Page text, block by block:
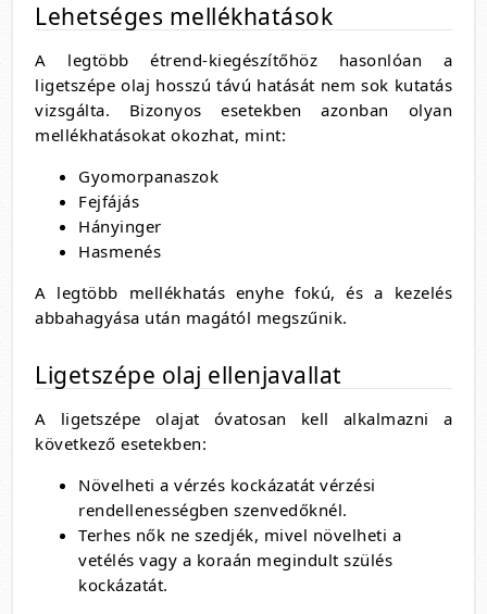
Lehetséges mellékhatások
A legtöbb étrend-kiegészítőhöz hasonlóan a
ligetszépe olaj hosszú távú hatását nem sok kutatás
vizsgálta. Bizonyos esetekben azonban olyan
mellékhatásokat okozhat, mint:
Gyomorpanaszok
Fejfájás
Hányinger
Hasmenés
A legtöbb mellékhatás enyhe fokú, és a kezelés
abbahagyása után magától megszűnik.
Ligetszépe olaj ellenjavallat
A ligetszépe olajat óvatosan kell alkalmazni a
következő esetekben:
Növelheti a vérzés kockázatát vérzési
rendellenességben szenvedőknél.
Terhes nők ne szedjék, mivel növelheti a
vetélés vagy a koraán megindult szülés
kockázatát.